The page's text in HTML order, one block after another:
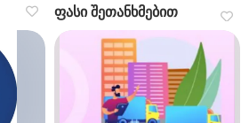
ფასი შეთანხმებით